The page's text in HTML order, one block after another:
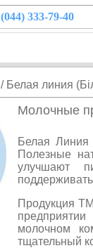
(044) 333-79-40
/ Белая линия
Молочные
Белая Линия
Полезные
улучшают
Продукция
молочном
тщательный